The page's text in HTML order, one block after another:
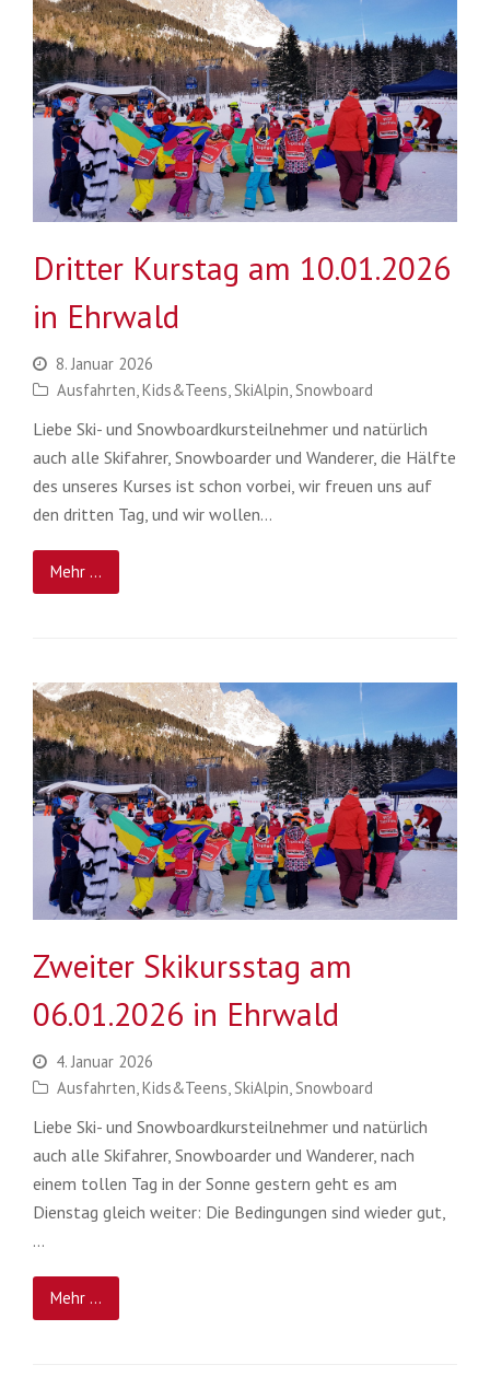
Dritter Kurstag am 10.01.2026
in Ehrwald
8. Januar 2026
Ausfahrten Kids&Teens SkiAlpin Snowboard
Liebe Ski- und Snowboardkursteilnehmer und natürlich
auch alle Skifahrer, Snowboarder und Wanderer, die Hälfte
des unseres Kurses ist schon vorbei, wir freuen uns auf
den dritten Tag, und wir wollen…
Mehr ...
Zweiter Skikursstag am
06.01.2026 in Ehrwald
4. Januar 2026
Ausfahrten,Kids&Teens,SkiAlpin,Snowboard
Liebe Ski- und Snowboardkursteilnehmer und natürlich
auch alle Skifahrer, Snowboarder und Wanderer, nach
einem tollen Tag in der Sonne gestern geht es am
Dienstag gleich weiter: Die Bedingungen sind wieder gut,
…
Mehr ...